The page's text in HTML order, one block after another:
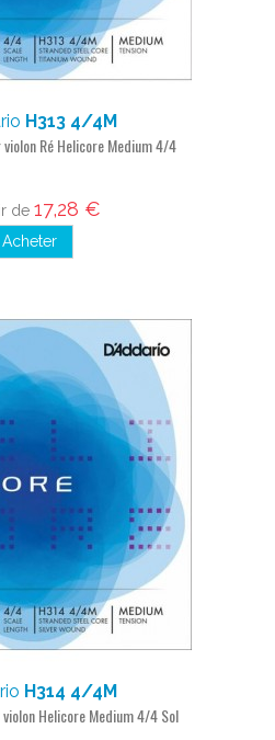
H313 4/4M
Ré Helicore Medium 4/4
de 17,28 €
Acheter
H314 4/4M
Helicore Medium 4/4 Sol